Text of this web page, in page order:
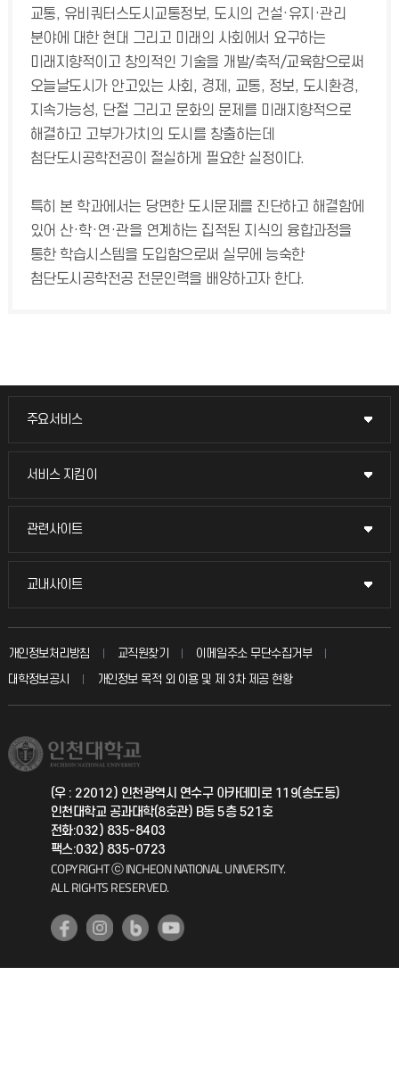
교통, 유비쿼터스도시교통정보, 도시의 건설·유지·관리
분야에 대한 현대 그리고 미래의 사회에서 요구하는
미래지향적이고 창의적인 기술을 개발/축적/교육함으로써
오늘날도시가 안고있는 사회, 경제, 교통, 정보, 도시환경,
지속가능성, 단절 그리고 문화의 문제를 미래지향적으로
해결하고 고부가가치의 도시를 창출하는데
첨단도시공학전공이 절실하게 필요한 실정이다.
특히 본 학과에서는 당면한 도시문제를 진단하고 해결함에
있어 산·학·연·관을 연계하는 집적된 지식의 융합과정을
통한 학습시스템을 도입함으로써 실무에 능숙한
첨단도시공학전공 전문인력을 배양하고자 한다.
주요서비스
주요서비스
교무회의방송
입학안내
취업정보(학생)
서비스 지킴이
서비스 지킴이
묻고 답하기
칭찬마당
학생서비스 지킴이
관련사이트
관련사이트
국방헬프콜
총동문회
교내사이트
교내사이트
교수회
교육혁신본부
국제지원과
공자아카데미
기초교육원
개인정보처리방침 교직원찾기
이메일주소 무단수집거부
대학정보공시
개인정보 목적 외 이용 및 제 3차 제공 현황
(우 : 22012) 인천광역시 연수구 아카데미로 119(송도동)
인천대학교 공과대학(8호관) B동 5층 521호
전화:032) 835-8403
팩스:032) 835-0723
COPYRIGHT ⓒ INCHEON NATIONAL UNIVERSITY.
ALL RIGHTS RESERVED.